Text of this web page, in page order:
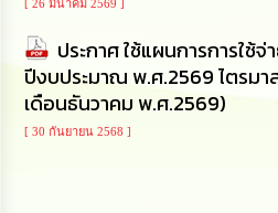
คลัง
นโยบาย
No
Gift
Policy
[ 26 มีนาคม 2569 ]
ประกาศ ใช้แผนการการใช้จ่
ปีงบประมาณ พ.ศ.2569 ไตรมา
เดือนธันวาคม พ.ศ.2569)
[ 30 กันยายน 2568 ]